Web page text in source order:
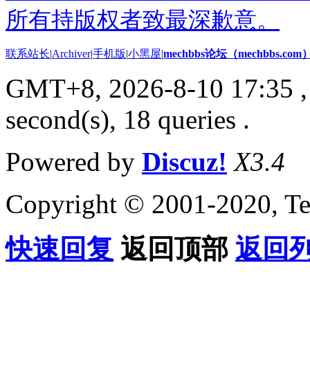
所有持版权者致最深歉意。
联系站长|Archiver|手机版|小黑屋|mechbbs论坛（mechbbs.com
GMT+8, 2026-8-10 17:35
second(s), 18 queries .
Powered by Discuz! X3.4
Copyright © 2001-2020,
快速回复 返回顶部 返回